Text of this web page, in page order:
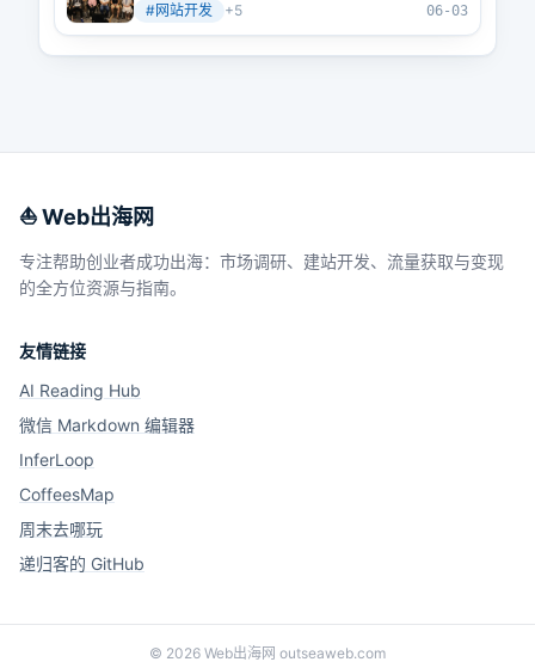
#网站开发 +5 06-03
⛵️ Web出海网
专注帮助创业者成功出海：市场调研、建站开发、流量获取与变现
的全方位资源与指南。
友情链接
AI Reading Hub
微信 Markdown 编辑器
InferLoop
CoffeesMap
周末去哪玩
递归客的 GitHub
© 2026 Web出海网 outseaweb.com